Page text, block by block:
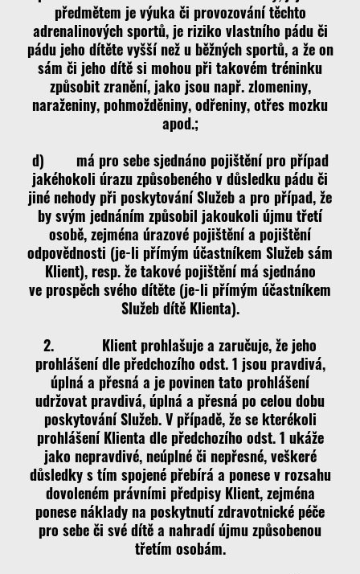
předmětem je výuka či provozování těchto
adrenalinových sportů, je riziko vlastního pádu či
pádu jeho dítěte vyšší než u běžných sportů, a že on
sám či jeho dítě si mohou při takovém tréninku
způsobit zranění, jako jsou např. zlomeniny,
naraženiny, pohmožděniny, odřeniny, otřes mozku
apod.;
d) má pro sebe sjednáno pojištění pro případ
jakéhokoli úrazu způsobeného v důsledku pádu či
jiné nehody při poskytování Služeb a pro případ, že
by svým jednáním způsobil jakoukoli újmu třetí
osobě, zejména úrazové pojištění a pojištění
odpovědnosti (je-li přímým účastníkem Služeb sám
Klient), resp. že takové pojištění má sjednáno
ve prospěch svého dítěte (je-li přímým účastníkem
Služeb dítě Klienta).
2. Klient prohlašuje a zaručuje, že jeho
prohlášení dle předchozího odst. 1 jsou pravdivá,
úplná a přesná a je povinen tato prohlášení
udržovat pravdivá, úplná a přesná po celou dobu
poskytování Služeb. V případě, že se kterékoli
prohlášení Klienta dle předchozího odst. 1 ukáže
jako nepravdivé, neúplné či nepřesné, veškeré
důsledky s tím spojené přebírá a ponese v rozsahu
dovoleném právními předpisy Klient, zejména
ponese náklady na poskytnutí zdravotnické péče
pro sebe či své dítě a nahradí újmu způsobenou
třetím osobám.